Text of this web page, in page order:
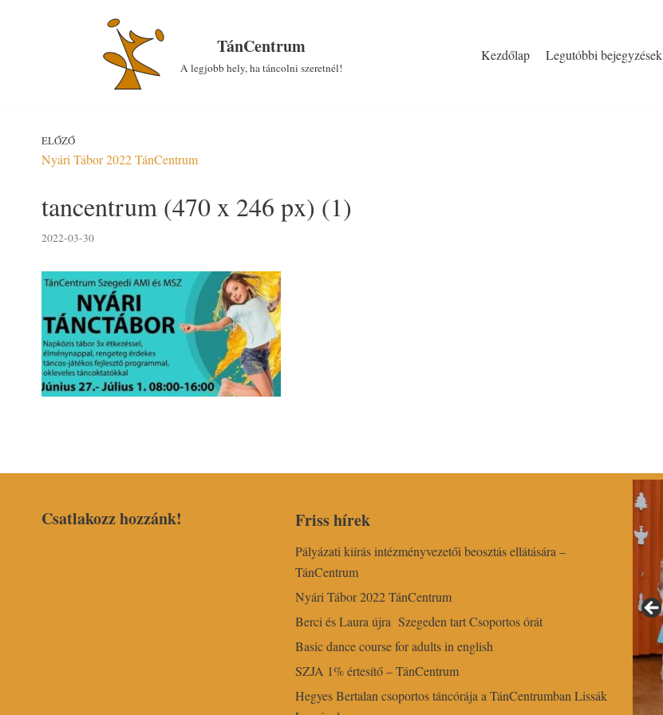
TánCentrum
A legjobb hely, ha táncolni szeretnél!
Kezdőlap Legutóbbi bejegyzések
ELŐZŐ
Nyári Tábor 2022 TánCentrum
tancentrum (470 x 246 px) (1)
2022-03-30
Csatlakozz hozzánk! Friss hírek
Pályázati kiírás intézményvezetői beosztás ellátására –
TánCentrum
Nyári Tábor 2022 TánCentrum
Berci és Laura újra Szegeden tart Csoportos órát
Basic dance course for adults in english
SZJA 1% értesítő – TánCentrum
Hegyes Bertalan csoportos táncórája a TánCentrumban Lissák